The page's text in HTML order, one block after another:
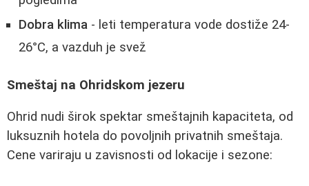
Dobra klima - leti temperatura vode dostiže 24-
26°C, a vazduh je svež
Smeštaj na Ohridskom jezeru
Ohrid nudi širok spektar smeštajnih kapaciteta, od
luksuznih hotela do povoljnih privatnih smeštaja.
Cene variraju u zavisnosti od lokacije i sezone: